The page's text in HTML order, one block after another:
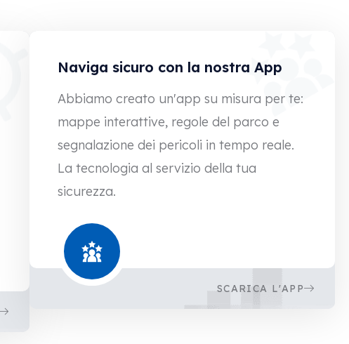
Naviga sicuro con la nostra App
Abbiamo creato un'app su misura per te:
mappe interattive, regole del parco e
segnalazione dei pericoli in tempo reale.
La tecnologia al servizio della tua
sicurezza.
SCARICA L'APP